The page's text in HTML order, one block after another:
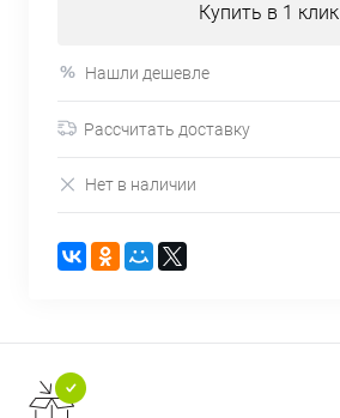
Купить в 1 клик
Нашли дешевле
Рассчитать доставку
Нет в наличии